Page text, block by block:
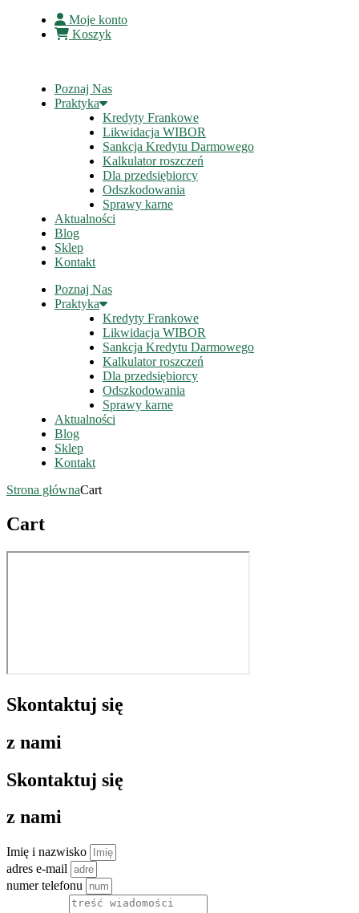
Moje konto
Koszyk
Poznaj Nas
Praktyka
Kredyty Frankowe
Likwidacja WIBOR
Sankcja Kredytu Darmowego
Kalkulator roszczeń
Dla przedsiębiorcy
Odszkodowania
Sprawy karne
Aktualności
Blog
Sklep
Kontakt
Poznaj Nas
Praktyka
Kredyty Frankowe
Likwidacja WIBOR
Sankcja Kredytu Darmowego
Kalkulator roszczeń
Dla przedsiębiorcy
Odszkodowania
Sprawy karne
Aktualności
Blog
Sklep
Kontakt
Strona głównaCart
Cart
Skontaktuj się
z nami
Skontaktuj się
z nami
Imię i nazwisko
adres e-mail
numer telefonu